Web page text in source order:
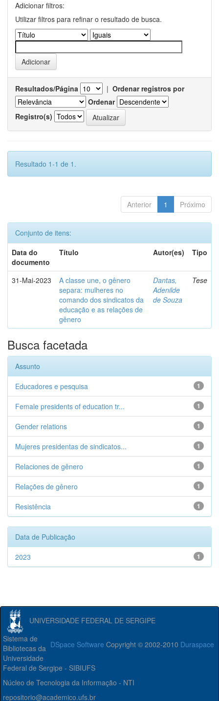
Adicionar filtros:
Utilizar filtros para refinar o resultado de busca.
Resultados/Página | Ordenar registros por
Ordenar
Registro(s)
Resultado 1-1 de 1.
Anterior 1 Próximo
Conjunto de itens:
Data do
documento
Título Autor(es) Tipo
31-Mai-2023
A classe une, o gênero
separa: mulheres no
comando dos sindicatos da
educação e as relações de
gênero
Dantas,
Adenilde
de Souza
Tese
Busca facetada
Assunto
1
Educadores e pesquisa
1
Female presidents of education tr...
1
Gender relations
1
Mujeres presidentas de sindicatos...
1
Relaciones de gênero
1
Relações de gênero
1
Resistência
Data de Publicação
1
2023
UNIVERSIDADE FEDERAL DE SERGIPE
DSpace Software Copyright © 2002-2010 Duraspace
Sistema de
Bibliotecas da
Universidade
Federal de Sergipe - SIBIUFS
Núcleo de Tecnologia da Informação - NTI
repositorio@academico.ufs.br